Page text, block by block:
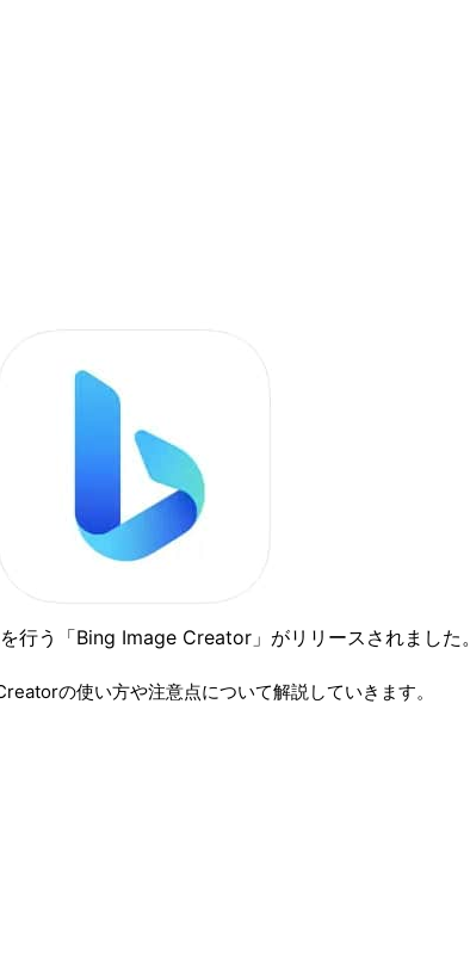
行う「Bing Image Creator」がリリースされました。
の使い方や注意点について解説していきます。